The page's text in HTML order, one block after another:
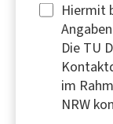
Hiermit
Die TU
im
NRW